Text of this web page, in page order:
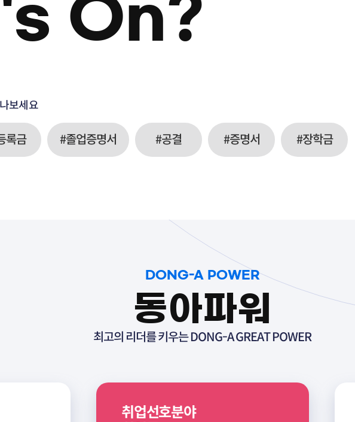
On?
보세요
록금 #졸업증명서 #공결 #증명서 #장학금
DONG-A POWER
동아파워
최고의 리더를 키우는 DONG-A GREAT POWER
취업경쟁력